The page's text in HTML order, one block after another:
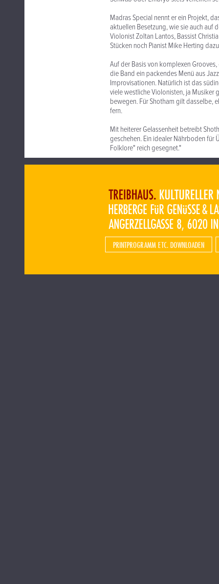
Madras Special nennt er ein Projekt,
aktuellen Besetzung, wie sie auch auf
Violonist Zoltan Lantos, Bassist
Stücken noch Pianist Mike Herting
Auf der Basis von komplexen
die Band ein packendes Menü aus
Improvisationen. Natürlich ist das
viele westliche Violonisten, ja Musiker
bewegen. Für Shotham gilt dasselbe,
fern.
Mit heiterer Gelassenheit betreibt
geschehen. Ein idealer Nährboden für
Folklore" reich gesegnet."
PRINTPROGRAMM ETC. DOWNLOADEN